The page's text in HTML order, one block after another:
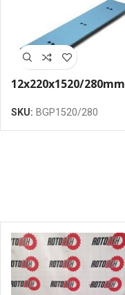
12x220x1520/280mm
skrūvējams
SKU: BGP1520/280